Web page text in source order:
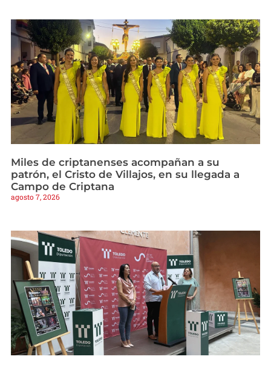
Miles de criptanenses acompañan a su
patrón, el Cristo de Villajos, en su llegada a
Campo de Criptana
agosto 7, 2026